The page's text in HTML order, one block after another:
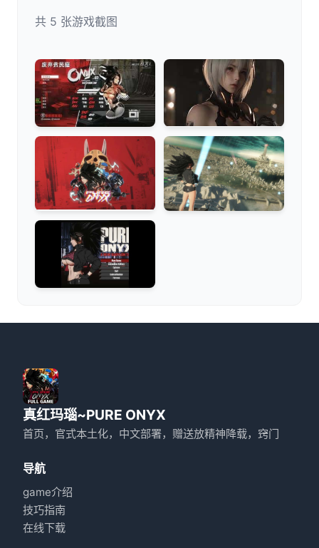
共 5 张游戏截图
真红玛瑙~PURE ONYX
首页，官式本土化，中文部署，赠送放精神降载，窍门
导航
game介绍
技巧指南
在线下载